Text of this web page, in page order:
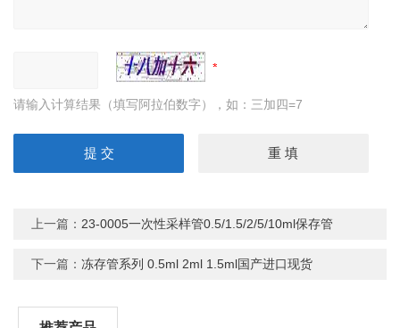
请输入计算结果（填写阿拉伯数字），如：三加四=7
上一篇： 23-0005一次性采样管0.5/1.5/2/5/10ml保存管
下一篇：冻存管系列 0.5ml 2ml 1.5ml国产进口现货